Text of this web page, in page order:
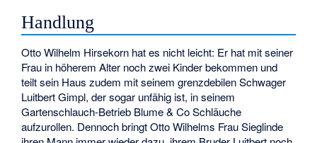
Handlung
Otto Wilhelm Hirsekorn hat es nicht leicht: Er hat mit seiner
Frau in höherem Alter noch zwei Kinder bekommen und
teilt sein Haus zudem mit seinem grenzdebilen Schwager
Luitbert Gimpl, der sogar unfähig ist, in seinem
Gartenschlauch-Betrieb Blume & Co Schläuche
aufzurollen. Dennoch bringt Otto Wilhelms Frau Sieglinde